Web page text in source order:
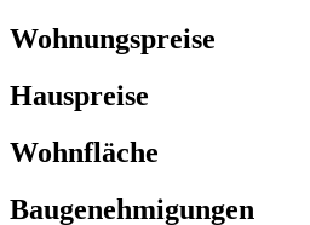
Wohnungspreise
Hauspreise
Wohnfläche
Baugenehmigungen